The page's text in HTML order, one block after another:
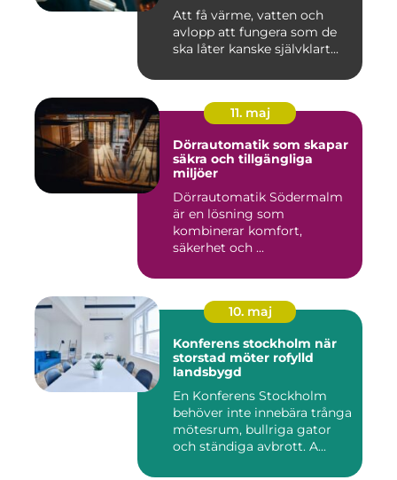
Att få värme, vatten och
avlopp att fungera som de
ska låter kanske självklart...
11. maj
Dörrautomatik som skapar
säkra och tillgängliga
miljöer
Dörrautomatik Södermalm
är en lösning som
kombinerar komfort,
säkerhet och ...
10. maj
Konferens stockholm när
storstad möter rofylld
landsbygd
En Konferens Stockholm
behöver inte innebära trånga
mötesrum, bullriga gator
och ständiga avbrott. A...